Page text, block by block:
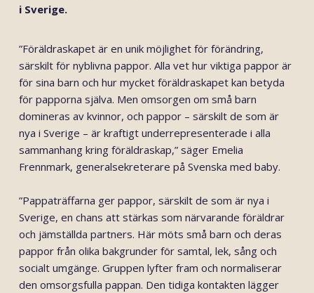
i Sverige.
”Föräldraskapet är en unik möjlighet för förändring,
särskilt för nyblivna pappor. Alla vet hur viktiga pappor är
för sina barn och hur mycket föräldraskapet kan betyda
för papporna själva. Men omsorgen om små barn
domineras av kvinnor, och pappor – särskilt de som är
nya i Sverige – är kraftigt underrepresenterade i alla
sammanhang kring föräldraskap,” säger Emelia
Frennmark, generalsekreterare på Svenska med baby.
”Pappaträffarna ger pappor, särskilt de som är nya i
Sverige, en chans att stärkas som närvarande föräldrar
och jämställda partners. Här möts små barn och deras
pappor från olika bakgrunder för samtal, lek, sång och
socialt umgänge. Gruppen lyfter fram och normaliserar
den omsorgsfulla pappan. Den tidiga kontakten lägger